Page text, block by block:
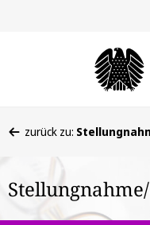
befinden
hier:
zurück zu: